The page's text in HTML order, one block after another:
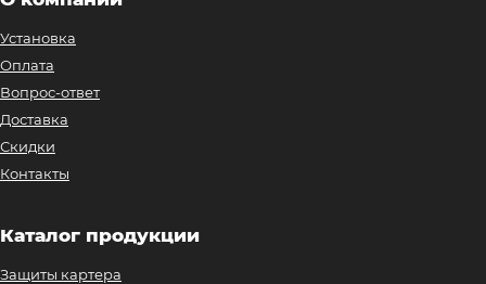
Установка
Оплата
Вопрос-ответ
Доставка
Скидки
Контакты
Каталог продукции
Защиты картера